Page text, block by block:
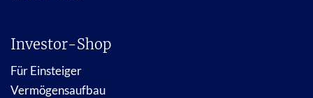
Investor-Shop
Für Einsteiger
Vermögensaufbau